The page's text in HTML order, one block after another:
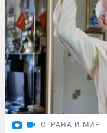
СТРАНА И МИР